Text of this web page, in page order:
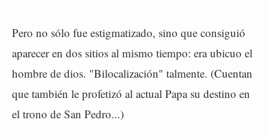
Pero no sólo fue estigmatizado, sino que consiguió
aparecer en dos sitios al mismo tiempo: era ubicuo el
hombre de dios. "Bilocalización" talmente. (Cuentan
que también le profetizó al actual Papa su destino en
el trono de San Pedro...)